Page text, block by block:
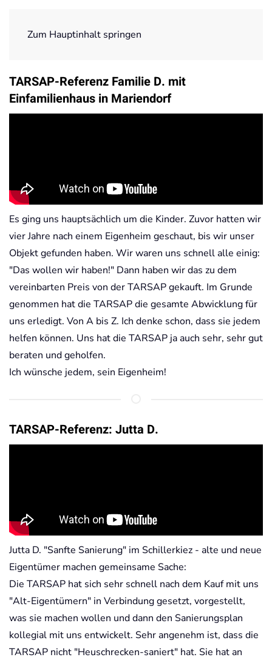
Zum Hauptinhalt springen
TARSAP-Referenz Familie D. mit
Einfamilienhaus in Mariendorf
Es ging uns hauptsächlich um die Kinder. Zuvor hatten wir
vier Jahre nach einem Eigenheim geschaut, bis wir unser
Objekt gefunden haben. Wir waren uns schnell alle einig:
"Das wollen wir haben!" Dann haben wir das zu dem
vereinbarten Preis von der TARSAP gekauft. Im Grunde
genommen hat die TARSAP die gesamte Abwicklung für
uns erledigt. Von A bis Z. Ich denke schon, dass sie jedem
helfen können. Uns hat die TARSAP ja auch sehr, sehr gut
beraten und geholfen.
Ich wünsche jedem, sein Eigenheim!
TARSAP-Referenz: Jutta D.
Jutta D. "Sanfte Sanierung" im Schillerkiez - alte und neue
Eigentümer machen gemeinsame Sache:
Die TARSAP hat sich sehr schnell nach dem Kauf mit uns
"Alt-Eigentümern" in Verbindung gesetzt, vorgestellt,
was sie machen wollen und dann den Sanierungsplan
kollegial mit uns entwickelt. Sehr angenehm ist, dass die
TARSAP nicht "Heuschrecken-saniert" hat. Sie hat an